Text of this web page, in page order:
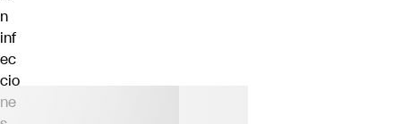
n
inf
ec
cio
ne